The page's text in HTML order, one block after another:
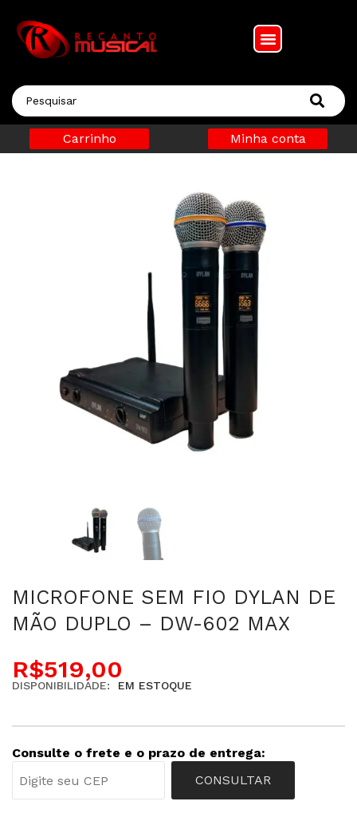
Carrinho Minha conta
MICROFONE SEM FIO DYLAN DE
MÃO DUPLO – DW-602 MAX
R$519,00
DISPONIBILIDADE: EM ESTOQUE
Consulte o frete e o prazo de entrega:
CONSULTAR